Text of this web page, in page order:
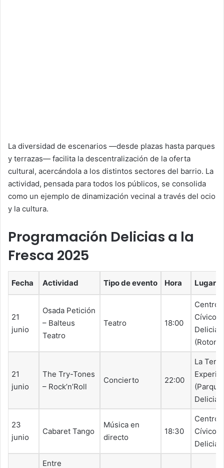
La diversidad de escenarios —desde plazas hasta parques
y terrazas— facilita la descentralización de la oferta
cultural, acercándola a los distintos sectores del barrio. La
actividad, pensada para todos los públicos, se consolida
como un ejemplo de dinamización vecinal a través del ocio
y la cultura.
Programación Delicias a la
Fresca 2025
Fecha Actividad Tipo de evento Hora Lugar
21
junio
Osada Petición
– Balteus
Teatro
Teatro 18:00
Centro
Cívico
Delicias
21
junio
The Try-Tones
– Rock’n’Roll
Concierto 22:00
La
(Parque
23
junio
Cabaret Tango
Música en
directo
18:30
Centro
Cívico
Delicias
Entre